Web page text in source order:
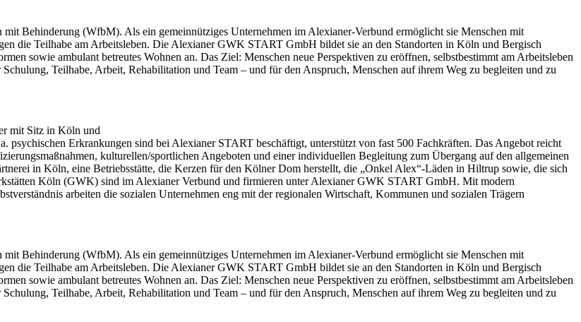
Behinderung (WfbM). Als ein gemeinnütziges Unternehmen im Alexianer-Verbund ermöglicht sie Menschen mit
die Teilhabe am Arbeitsleben. Die Alexianer GWK START GmbH bildet sie an den Standorten in Köln und Bergisch
sowie ambulant betreutes Wohnen an. Das Ziel: Menschen neue Perspektiven zu eröffnen, selbstbestimmt am Arbeitsleben
Teilhabe, Arbeit, Rehabilitation und Team – und für den Anspruch, Menschen auf ihrem Weg zu begleiten und zu
mit Sitz in Köln und
psychischen Erkrankungen sind bei Alexianer START beschäftigt, unterstützt von fast 500 Fachkräften. Das Angebot reicht
kulturellen/sportlichen Angeboten und einer individuellen Begleitung zum Übergang auf den allgemeinen
in Köln, eine Betriebsstätte, die Kerzen für den Kölner Dom herstellt, die „Onkel Alex“-Läden in Hiltrup sowie, die sich
Köln (GWK) sind im Alexianer Verbund und firmieren unter Alexianer GWK START GmbH. Mit modern
arbeiten die sozialen Unternehmen eng mit der regionalen Wirtschaft, Kommunen und sozialen Trägern
Behinderung (WfbM). Als ein gemeinnütziges Unternehmen im Alexianer-Verbund ermöglicht sie Menschen mit
die Teilhabe am Arbeitsleben. Die Alexianer GWK START GmbH bildet sie an den Standorten in Köln und Bergisch
sowie ambulant betreutes Wohnen an. Das Ziel: Menschen neue Perspektiven zu eröffnen, selbstbestimmt am Arbeitsleben
Teilhabe, Arbeit, Rehabilitation und Team – und für den Anspruch, Menschen auf ihrem Weg zu begleiten und zu